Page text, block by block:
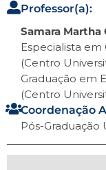
Professor(a):
Samara Martha
Especialista
(Centro
Graduação em
(Centro
Coordenação
Pós-Graduação